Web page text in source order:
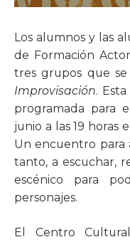
Los alumnos y las
de Formación
tres grupos que
Improvisación.
programada para
junio a las 19 horas
Un encuentro para
tanto, a escuchar,
escénico para
personajes.
El Centro